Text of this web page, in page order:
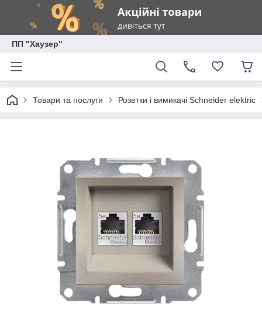
ПП "Хаузер"
Товари та послуги Розетки і вимикачі Schneider elektric